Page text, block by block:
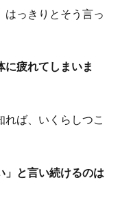
はっきりとそう言っ
に疲れてしまいま
ば、いくらしつこ
」と言い続けるのは